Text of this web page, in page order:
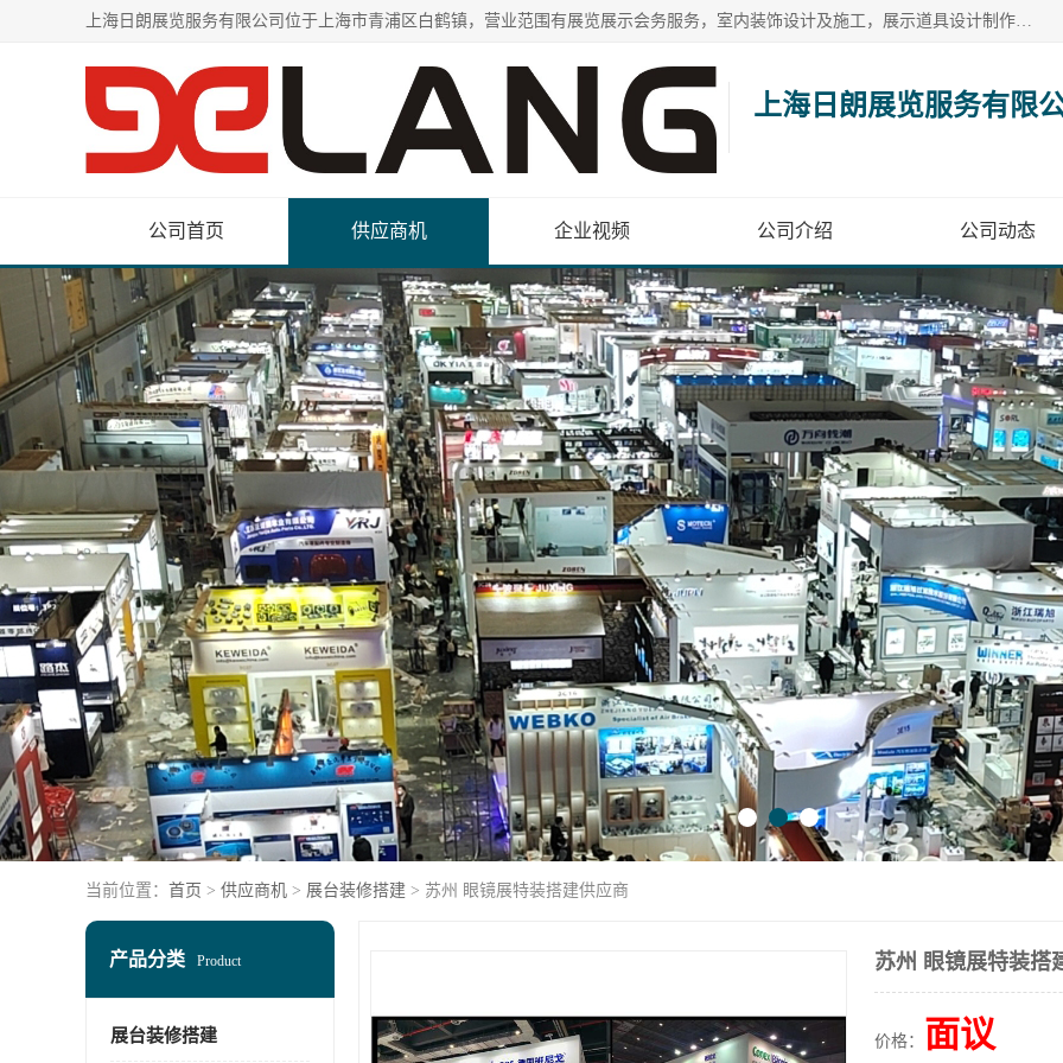
上海日朗展览服务有限公司位于上海市青浦区白鹤镇，营业范围有展览展示会务服务，室内装饰设计及施工，展示道具设计制作，舞台设计，图文设计，灯箱制作，园林绿化工程，广告装潢材料，建筑材料，办公用品，工艺礼品日用百货销售。
上海日朗展览服务有限
公司首页 供应商机 企业视频 公司介绍 公司动态
当前位置： 首页 > 供应商机 > 展台装修搭建 > 苏州 眼镜展特装搭建供应商
产品分类 Product
展台装修搭建
苏州 眼镜展特装搭
价格： 面议